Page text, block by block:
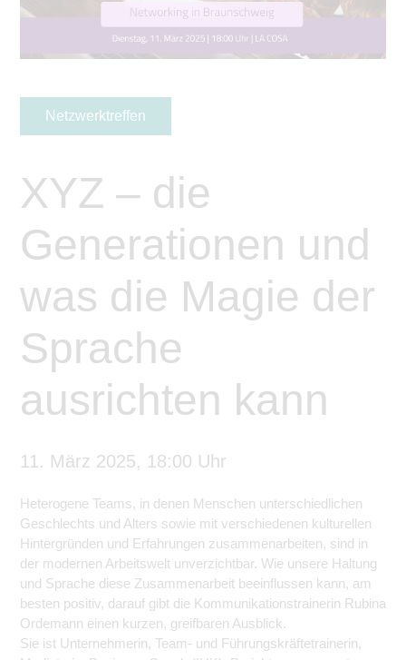
Netzwerktreffen
XYZ – die
Generationen und
was die Magie der
Sprache
ausrichten kann
11. März 2025, 18:00 Uhr
Heterogene Teams, in denen Menschen unterschiedlichen
Geschlechts und Alters sowie mit verschiedenen kulturellen
Hintergründen und Erfahrungen zusammenarbeiten, sind in
der modernen Arbeitswelt unverzichtbar. Wie unsere Haltung
und Sprache diese Zusammenarbeit beeinflussen kann, am
besten positiv, darauf gibt die Kommunikationstrainerin Rubina
Ordemann einen kurzen, greifbaren Ausblick.
Sie ist Unternehmerin, Team- und Führungskräftetrainerin,